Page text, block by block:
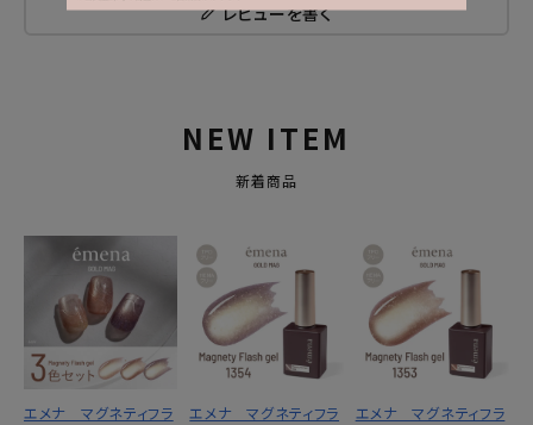
レビューを書く
NEW ITEM
新着商品
エメナ マグネティフラ
エメナ マグネティフラ
エメナ マグネティフラ